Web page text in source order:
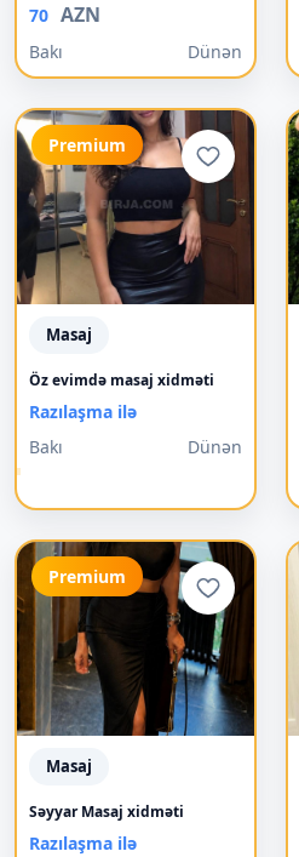
70 AZN
Bakı Dünən
Premium
Masaj
Öz evimdə masaj xidməti
Razılaşma ilə
Bakı
Dünən
Premium
Masaj
Səyyar Masaj xidməti
Razılaşma ilə